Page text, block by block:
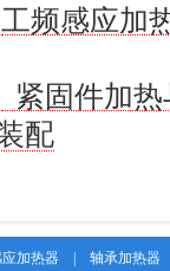
工频感应加
紧固件加
配
加热器 轴承加热器